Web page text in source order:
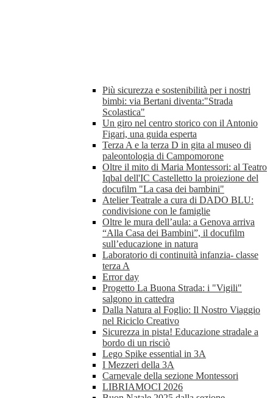
Più sicurezza e sostenibilità per i nostri
bimbi: via Bertani diventa:"Strada
Scolastica"
Un giro nel centro storico con il Antonio
Figari, una guida esperta
Terza A e la terza D in gita al museo di
paleontologia di Campomorone
Oltre il mito di Maria Montessori: al Teatro
Iqbal dell'IC Castelletto la proiezione del
docufilm "La casa dei bambini"
Atelier Teatrale a cura di DADO BLU:
condivisione con le famiglie
Oltre le mura dell’aula: a Genova arriva
“Alla Casa dei Bambini”, il docufilm
sull’educazione in natura
Laboratorio di continuità infanzia- classe
terza A
Error day
Progetto La Buona Strada: i "Vigili"
salgono in cattedra
Dalla Natura al Foglio: Il Nostro Viaggio
nel Riciclo Creativo
Sicurezza in pista! Educazione stradale a
bordo di un risciò
Lego Spike essential in 3A
I Mezzeri della 3A
Carnevale della sezione Montessori
LIBRIAMOCI 2026